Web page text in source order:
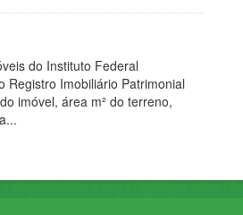
do Instituto Federal
Registro Imobiliário Patrimonial
imóvel, área m² do terreno,